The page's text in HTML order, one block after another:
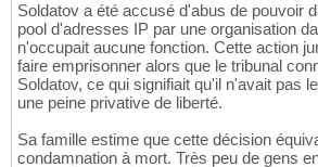
Soldatov a été accusé d'abus de pouvoir
pool d'adresses IP par une organisation
n'occupait aucune fonction. Cette action
faire emprisonner alors que le tribunal
Soldatov, ce qui signifiait qu'il n'avait pas
une peine privative de liberté.
Sa famille estime que cette décision
condamnation à mort. Très peu de gens